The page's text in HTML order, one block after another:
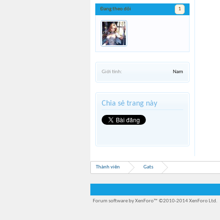
Đang theo dõi 1
Giới tính: Nam
Chia sẻ trang này
Thành viên Gats
Forum software by XenForo™ ©2010-2014 XenForo Ltd.